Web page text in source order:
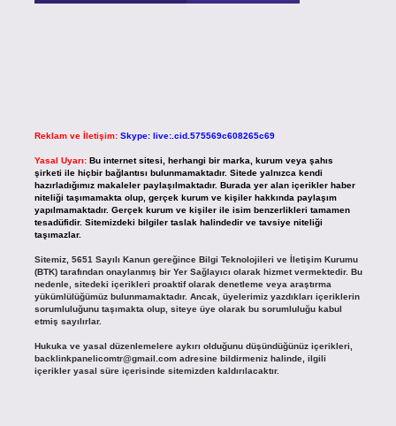
Reklam ve İletişim: Skype: live:.cid.575569c608265c69
Yasal Uyarı: Bu internet sitesi, herhangi bir marka, kurum veya şahıs
şirketi ile hiçbir bağlantısı bulunmamaktadır. Sitede yalnızca kendi
hazırladığımız makaleler paylaşılmaktadır. Burada yer alan içerikler haber
niteliği taşımamakta olup, gerçek kurum ve kişiler hakkında paylaşım
yapılmamaktadır. Gerçek kurum ve kişiler ile isim benzerlikleri tamamen
tesadüfidir. Sitemizdeki bilgiler taslak halindedir ve tavsiye niteliği
taşımazlar.
Sitemiz, 5651 Sayılı Kanun gereğince Bilgi Teknolojileri ve İletişim Kurumu
(BTK) tarafından onaylanmış bir Yer Sağlayıcı olarak hizmet vermektedir. Bu
nedenle, sitedeki içerikleri proaktif olarak denetleme veya araştırma
yükümlülüğümüz bulunmamaktadır. Ancak, üyelerimiz yazdıkları içeriklerin
sorumluluğunu taşımakta olup, siteye üye olarak bu sorumluluğu kabul
etmiş sayılırlar.
Hukuka ve yasal düzenlemelere aykırı olduğunu düşündüğünüz içerikleri,
backlinkpanelicomtr@gmail.comadresine bildirmeniz halinde, ilgili
içerikler yasal süre içerisinde sitemizden kaldırılacaktır.